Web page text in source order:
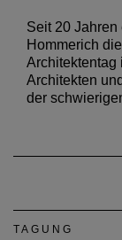
Seit 20 Jahren
Hommerich
Architektentag
Architekten
der
TAGUNG